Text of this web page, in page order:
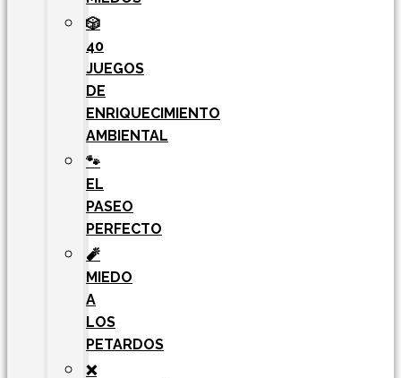
🎲
40
JUEGOS
DE
ENRIQUECIMIENTO
AMBIENTAL
🐾
EL
PASEO
PERFECTO
🧨
MIEDO
A
LOS
PETARDOS
❌